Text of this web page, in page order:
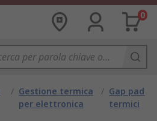
0
/ Gestione termica
per elettronica
/ Gap pad
termici